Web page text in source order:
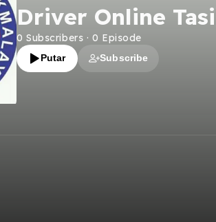
Driver Online
0 Subscribers · 0 Episode
Putar Subscribe